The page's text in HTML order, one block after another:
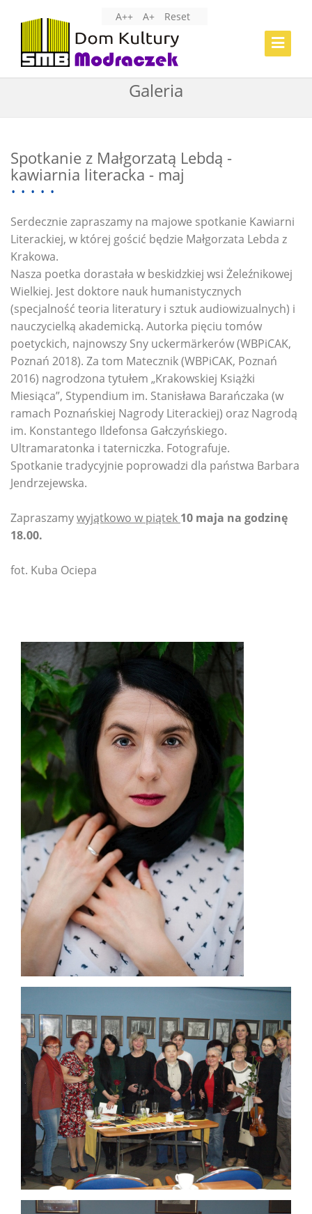
A++ A+ Reset
Toggle
Galeria
Spotkanie z Małgorzatą Lebdą -
kawiarnia literacka - maj
Serdecznie zapraszamy na majowe spotkanie Kawiarni
Literackiej, w której gościć będzie Małgorzata Lebda z
Krakowa.
Nasza poetka dorastała w beskidzkiej wsi Żeleźnikowej
Wielkiej. Jest doktore nauk humanistycznych
(specjalność teoria literatury i sztuk audiowizualnych) i
nauczycielką akademicką. Autorka pięciu tomów
poetyckich, najnowszy Sny uckermärkerów (WBPiCAK,
Poznań 2018). Za tom Matecznik (WBPiCAK, Poznań
2016) nagrodzona tytułem „Krakowskiej Książki
Miesiąca”, Stypendium im. Stanisława Barańczaka (w
ramach Poznańskiej Nagrody Literackiej) oraz Nagrodą
im. Konstantego Ildefonsa Gałczyńskiego.
Ultramaratonka i taterniczka. Fotografuje.
Spotkanie tradycyjnie poprowadzi dla państwa Barbara
Jendrzejewska.
Zapraszamywyjątkowo w piątek 10 maja na godzinę
18.00.
fot. Kuba Ociepa